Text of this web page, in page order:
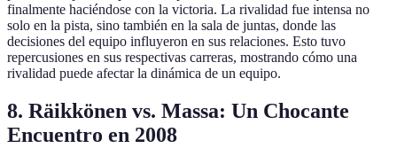
finalmente haciéndose con la victoria. La rivalidad fue intensa no
solo en la pista, sino también en la sala de juntas, donde las
decisiones del equipo influyeron en sus relaciones. Esto tuvo
repercusiones en sus respectivas carreras, mostrando cómo una
rivalidad puede afectar la dinámica de un equipo.
8. Räikkönen vs. Massa: Un Chocante
Encuentro en 2008